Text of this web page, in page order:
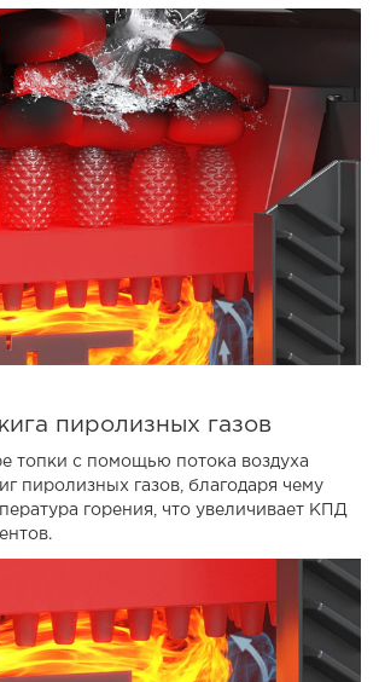
пиролизных газов
топки с помощью потока воздуха
пиролизных газов, благодаря чему
горения, что увеличивает КПД